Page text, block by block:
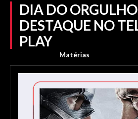
DIA DO
DESTAQUE NO
PLAY
Matérias